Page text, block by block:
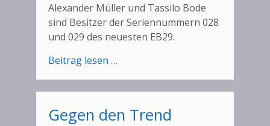
Alexander Müller und Tassilo Bode
sind Besitzer der Seriennummern 028
und 029 des neuesten EB29.
Beitrag lesen …
Piloten
Werknummern
Gegen den Trend